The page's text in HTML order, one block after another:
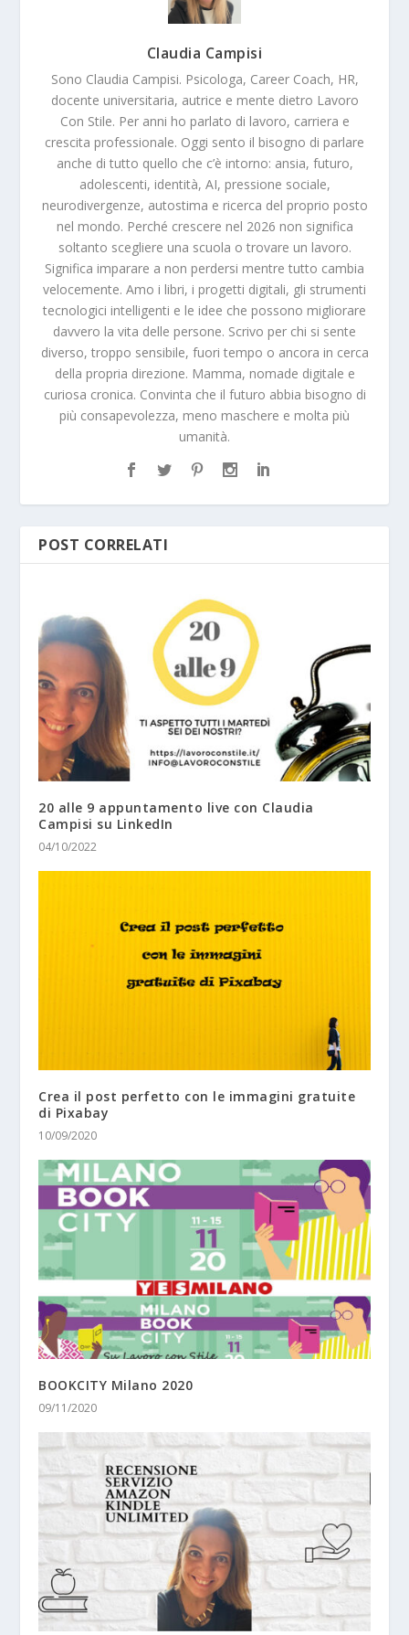
Claudia Campisi
Sono Claudia Campisi. Psicologa, Career Coach, HR,
docente universitaria, autrice e mente dietro Lavoro
Con Stile. Per anni ho parlato di lavoro, carriera e
crescita professionale. Oggi sento il bisogno di parlare
anche di tutto quello che c’è intorno: ansia, futuro,
adolescenti, identità, AI, pressione sociale,
neurodivergenze, autostima e ricerca del proprio posto
nel mondo. Perché crescere nel 2026 non significa
soltanto scegliere una scuola o trovare un lavoro.
Significa imparare a non perdersi mentre tutto cambia
velocemente. Amo i libri, i progetti digitali, gli strumenti
tecnologici intelligenti e le idee che possono migliorare
davvero la vita delle persone. Scrivo per chi si sente
diverso, troppo sensibile, fuori tempo o ancora in cerca
della propria direzione. Mamma, nomade digitale e
curiosa cronica. Convinta che il futuro abbia bisogno di
più consapevolezza, meno maschere e molta più
umanità.
POST CORRELATI
20 alle 9 appuntamento live con Claudia
Campisi su LinkedIn
04/10/2022
Crea il post perfetto con le immagini gratuite
di Pixabay
10/09/2020
BOOKCITY Milano 2020
09/11/2020